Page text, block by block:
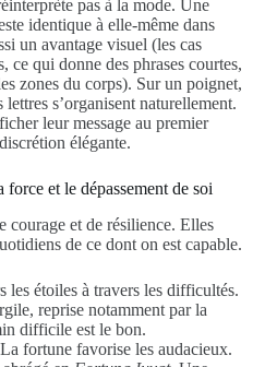
pas à la mode. Une
identique à elle-même dans
un avantage visuel (les cas
ce qui donne des phrases courtes,
zones du corps). Sur un poignet,
s’organisent naturellement.
leur message au premier
élégante.
force et le dépassement de soi
courage et de résilience. Elles
de ce dont on est capable.
les étoiles à travers les difficultés.
reprise notamment par la
difficile est le bon.
fortune favorise les audacieux.